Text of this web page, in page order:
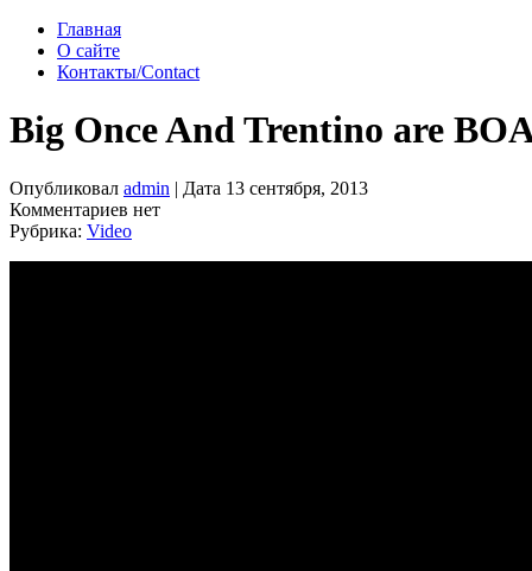
Главная
О сайте
Контакты/Contact
Big Once And Trentino are
Опубликовал admin | Дата 13 сентября, 2013
Комментариев нет
Рубрика: Video